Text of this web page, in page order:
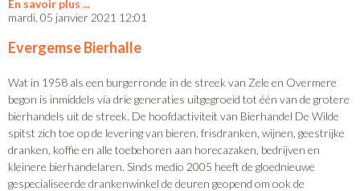
En savoir plus
mardi, 05 janvier 2021 12:01
Evergemse Bierhalle
Wat in 1958 als een burgerronde in de streek van Zele en Overmere
begon is inmiddels via drie generaties uitgegroeid tot één van de grotere
bierhandels uit de streek. De hoofdactiviteit van Bierhandel De Wilde
spitst zich toe op de levering van bieren, frisdranken, wijnen, geestrijke
dranken, koffie en alle toebehoren aan horecazaken, bedrijven en
kleinere bierhandelaren. Sinds medio 2005 heeft de gloednieuwe
gespecialiseerde drankenwinkel de deuren geopend om ook de